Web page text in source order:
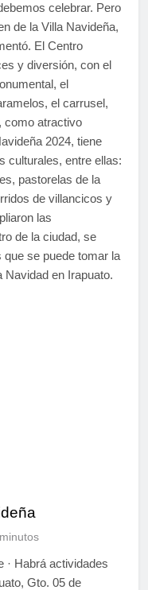
celebrar. Pero
de la Villa Navideña,
El Centro
y diversión, con el
el
el carrusel,
como atractivo
2024, tiene
culturales, entre ellas:
pastorelas de la
de villancicos y
las
de la ciudad, se
se puede tomar la
Navidad en Irapuato.
· Habrá actividades
Gto. 05 de